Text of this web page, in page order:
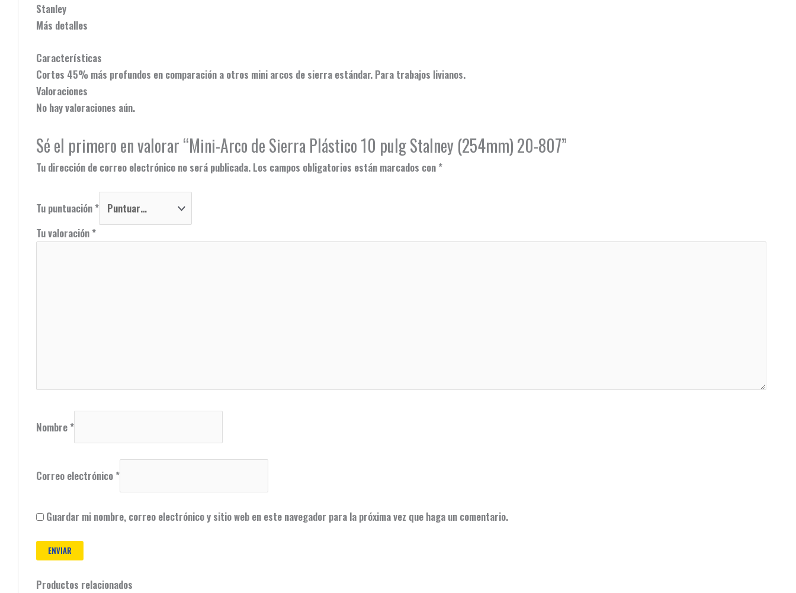
Stanley
Más detalles
Características
Cortes 45% más profundos en comparación a otros mini arcos de sierra estándar. Para trabajos livianos.
Valoraciones
No hay valoraciones aún.
Sé el primero en valorar “Mini-Arco de Sierra Plástico 10 pulg Stalney (254mm) 20-807”
Tu dirección de correo electrónico no será publicada. Los campos obligatorios están marcados con *
Tu puntuación *
Tu valoración *
Nombre *
Correo electrónico *
Guardar mi nombre, correo electrónico y sitio web en este navegador para la próxima vez que haga un comentario.
Productos relacionados